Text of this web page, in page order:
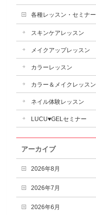
各種レッスン・セミナー
スキンケアレッスン
メイクアップレッスン
カラーレッスン
カラー＆メイクレッスン
ネイル体験レッスン
LUCU♥GELセミナー
アーカイブ
2026年8月
2026年7月
2026年6月